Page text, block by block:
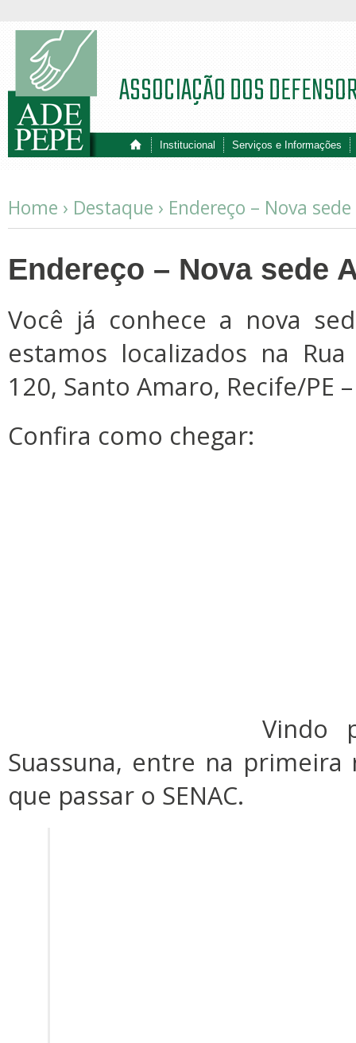
Institucional Serviços e Informações
ASSOCIAÇÃO DOS
Home › Destaque › Endereço – Nova
Endereço – Nova sede
Você já conhece a nova
estamos localizados na
120, Santo Amaro, Recife/PE
Confira como chegar:
Vindo
Suassuna, entre na
que passar o SENAC.